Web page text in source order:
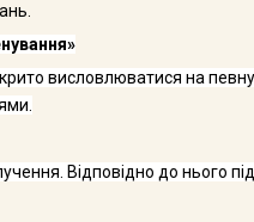
висловлюватися на
Відповідно до нього